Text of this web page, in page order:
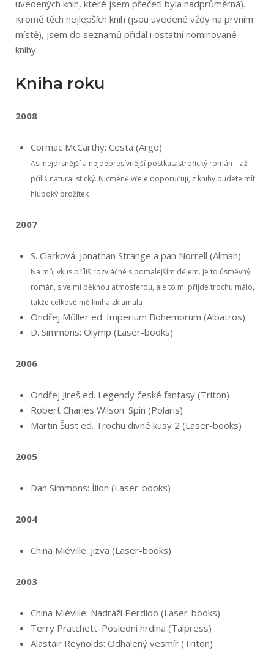
uvedených knih, které jsem přečetl byla nadprůměrná).
Kromě těch nejlepších knih (jsou uvedené vždy na prvním
místě), jsem do seznamů přidal i ostatní nominované
knihy.
Kniha roku
2008
Cormac McCarthy: Cesta (Argo)
Asi nejdrsnější a nejdepresívnější postkatastrofický román – až
příliš naturalistický. Nicméně vřele doporučuji, z knihy budete mít
hluboký prožitek
2007
S. Clarková: Jonathan Strange a pan Norrell (Alman)
Na můj vkus příliš rozvláčné s pomalejším dějem. Je to úsměvný
román, s velmi pěknou atmosférou, ale to mi přijde trochu málo,
takže celkově mě kniha zklamala
Ondřej Műller ed. Imperium Bohemorum (Albatros)
D. Simmons: Olymp (Laser-books)
2006
Ondřej Jireš ed. Legendy české fantasy (Triton)
Robert Charles Wilson: Spin (Polaris)
Martin Šust ed. Trochu divné kusy 2 (Laser-books)
2005
Dan Simmons: Ílion (Laser-books)
2004
China Miéville: Jizva (Laser-books)
2003
China Miéville: Nádraží Perdido (Laser-books)
Terry Pratchett: Poslední hrdina (Talpress)
Alastair Reynolds: Odhalený vesmír (Triton)